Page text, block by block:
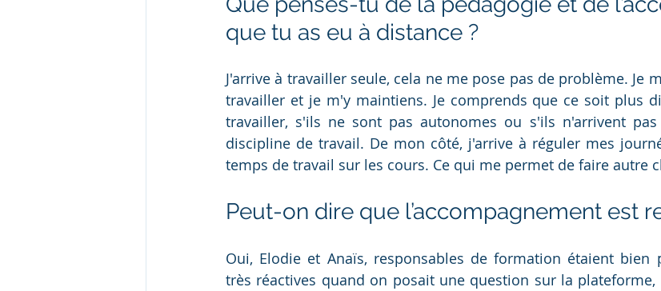
que tu as eu à distance ?
J'arrive à travailler seule, cela ne me pose pas de problème. Je
travailler et je m'y maintiens. Je comprends que ce soit plus
travailler, s'ils ne sont pas autonomes ou s'ils n'arrivent
discipline de travail. De mon côté, j'arrive à réguler mes
temps de travail sur les cours. Ce qui me permet de faire autre
Peut-on dire que l’accompagnement est
Oui, Elodie et Anaïs, responsables de formation étaient bien
très réactives quand on posait une question sur la